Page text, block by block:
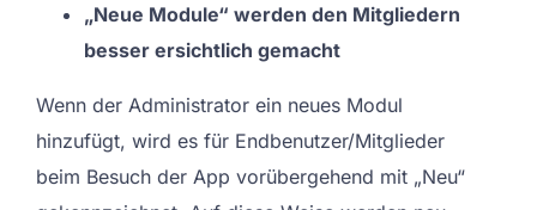
„Neue Module“ werden den Mitgliedern
besser ersichtlich gemacht
Wenn der Administrator ein neues Modul
hinzufügt, wird es für Endbenutzer/Mitglieder
beim Besuch der App vorübergehend mit „Neu“